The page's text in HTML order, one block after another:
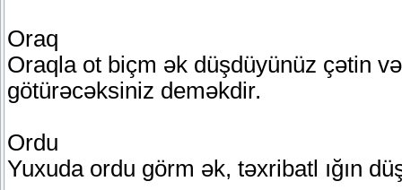
Oraq
Oraqla ot biçm ək düşdüyünüz çətin
götürəcəksiniz deməkdir.
Ordu
Yuxuda ordu görm ək, təxribatl ığın